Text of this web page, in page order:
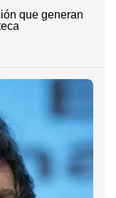
que generan